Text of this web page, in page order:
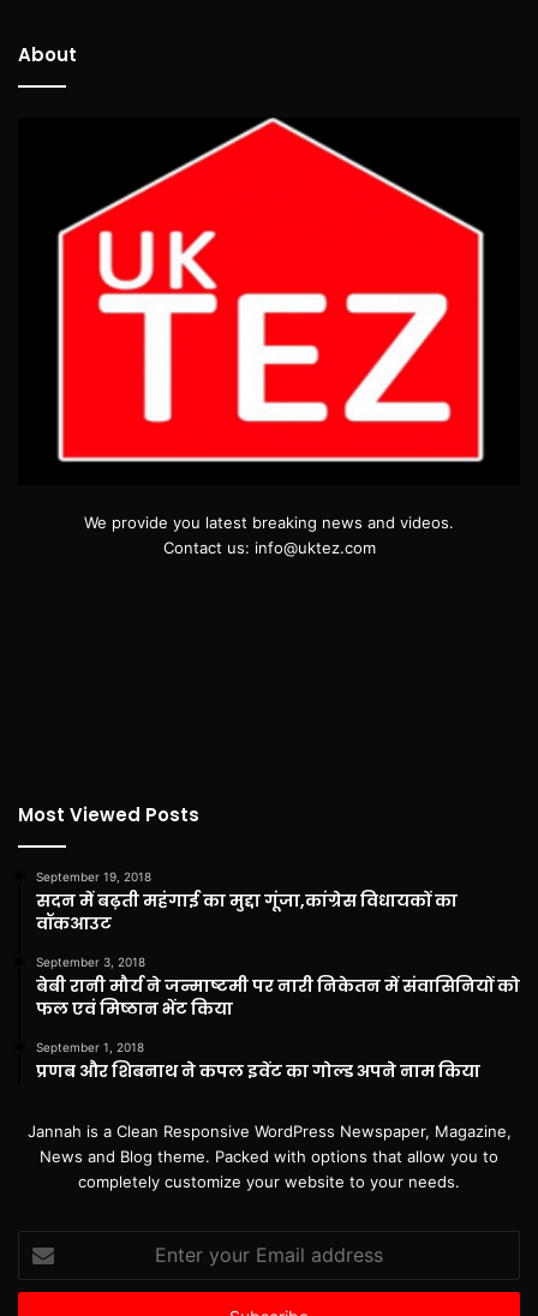
About
We provide you latest breaking news and videos.
Contact us: info@uktez.com
Most Viewed Posts
September 19, 2018
सदन में बढ़ती महंगाई का मुद्दा गूंजा,कांग्रेस विधायकों का
वॉकआउट
September 3, 2018
बेबी रानी मौर्य ने जन्माष्टमी पर नारी निकेतन में संवासिनियों को
फल एवं मिष्ठान भेंट किया
September 1, 2018
प्रणब और शिबनाथ ने कपल इवेंट का गोल्ड अपने नाम किया
Jannah is a Clean Responsive WordPress Newspaper, Magazine,
News and Blog theme. Packed with options that allow you to
completely customize your website to your needs.
your
Email